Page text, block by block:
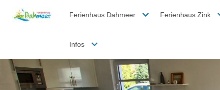
Ferienhaus Dahmeer Ferienhaus Zink
Infos